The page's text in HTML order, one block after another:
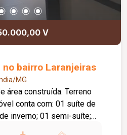
V
no bairro Laranjeiras
MG
construída. Terreno
inverno; 01 semi-suíte;